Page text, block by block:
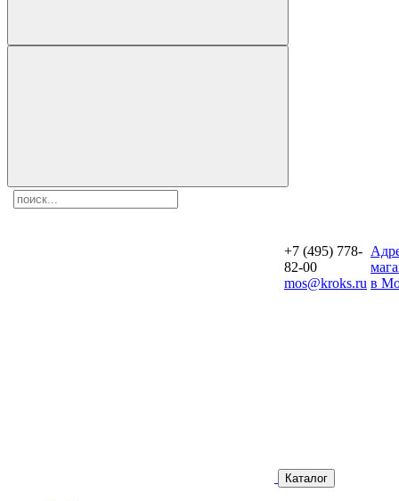
+7 (495) 778-
82-00
mos@kroks.ru в
Каталог